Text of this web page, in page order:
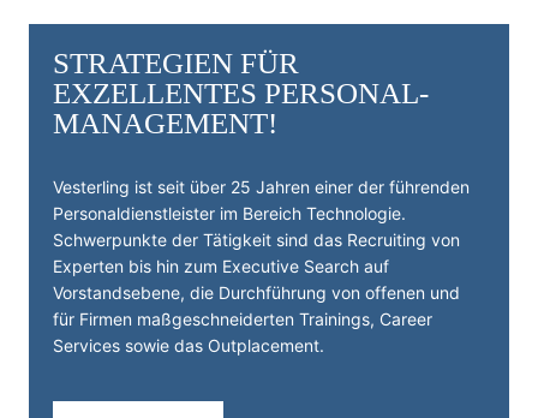
STRATEGIEN FÜR
EXZELLENTES PERSONAL­
MANAGEMENT!
Vesterling ist seit über 25 Jahren einer der führenden
Personal­dienst­leister im Bereich Technologie.
Schwerpunkte der Tätigkeit sind das Recruiting von
Experten bis hin zum Executive Search auf
Vorstandsebene, die Durchführung von offenen und
für Firmen maßgeschneiderten Trainings, Career
Services sowie das Outplacement.